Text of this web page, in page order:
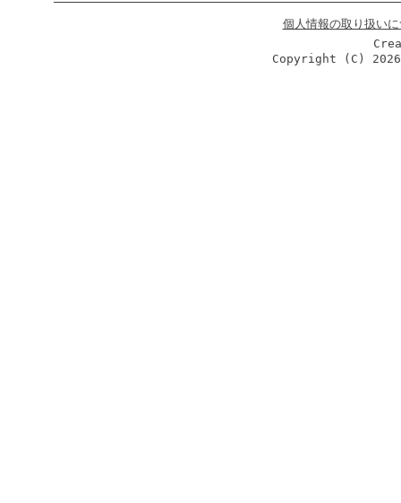
個人情報の取り扱い
Copyright (C)